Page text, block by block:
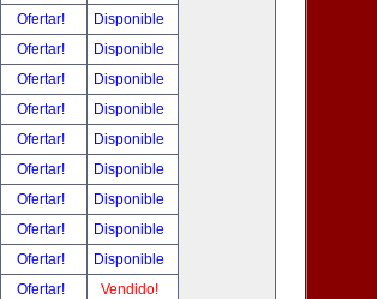
Ofertar!
Disponible
Ofertar!
Disponible
Ofertar!
Disponible
Ofertar!
Disponible
Ofertar!
Disponible
Ofertar!
Disponible
Ofertar!
Disponible
Ofertar!
Disponible
Ofertar!
Disponible
Ofertar!
Vendido!